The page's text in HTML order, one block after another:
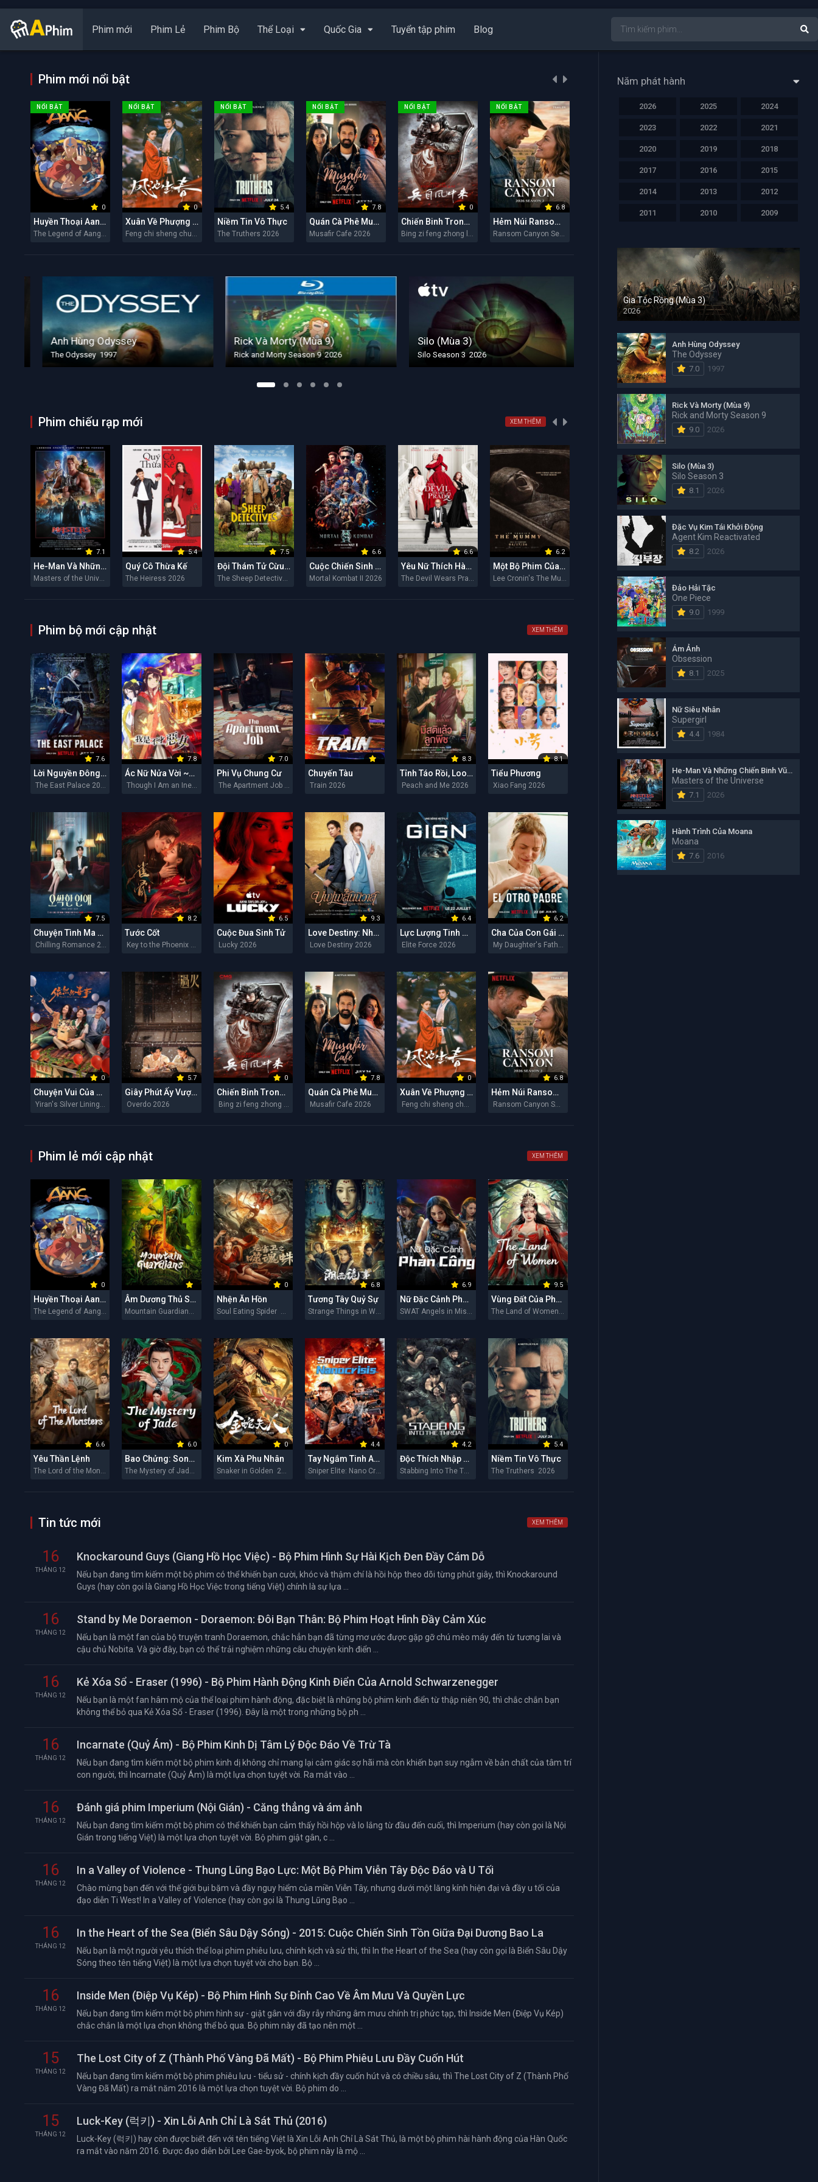
Phim mới Phim Lẻ Phim Bộ Thể Loại Quốc Gia Tuyển tập phim Blog
Phim mới nổi bật
0
NỔI BẬT
Huyền Thoại Aang: Tiết Khí Sư Cuối Cùng
The Legend of Aang: The Last Airbender 2026
0
NỔI BẬT
Xuân Về Phượng Trì
Feng chi sheng chun 2026
5.4
NỔI BẬT
Niềm Tin Vô Thực
The Truthers 2026
7.8
NỔI BẬT
Quán Cà Phê Musafir
Musafir Cafe 2026
0
NỔI BẬT
Chiến Binh Trong Gió
Bing zi feng zhong lai 2026
6.8
NỔI BẬT
Hẻm Núi Ransom (Mùa 2)
Ransom Canyon Season 2 2026
NỔI BẬT NỔI BẬT
Anh Hùng Odyssey
The Odyssey 1997
Rick Và Morty (Mùa 9)
Rick and Morty Season 9 2026
Silo (Mùa 3)
Silo Season 3 2026
Đặc Vụ Kim Tái Khởi Động
Agent Kim Reactivated 2026
Phim chiếu rạp mới XEM THÊM
7.1
He-Man Và Những Chiến Binh Vũ Trụ
5.4
Quý Cô Thừa Kế
The Heiress 2026
7.5
Đội Thám Tử Cừu: Án Mạng Lúc Nửa Đêm
6.6
Cuộc Chiến Sinh Tử II
Mortal Kombat II 2026
6.6
Yêu Nữ Thích Hàng Hiệu 2
6.2
Một Bộ Phim Của Lee Cronin: Xác Ướp
5.8
Mother Mary: Hào Quang Đơn Độc
Mother Mary 2026
Phim bộ mới cập nhật XEM THÊM
7.6
Lời Nguyền Đông Cung
The East Palace 2026
7.8
Ác Nữ Nửa Vời ~Truyền Kì Hoán Hồn Đổi Xác~
Though I Am an Inept Villainess 2026
7.0
Phi Vụ Chung Cư
The Apartment Job 2026
Chuyến Tàu
Train 2026
8.3
Tỉnh Táo Rồi, Lookpeach
Peach and Me 2026
8.1
Tiểu Phương
Xiao Fang 2026
7.5
Chuyện Tình Ma Quái
Chilling Romance 2026
8.2
Tước Cốt
Key to the Phoenix Heart 2026
6.5
Cuộc Đua Sinh Tử
Lucky 2026
9.3
Love Destiny: Nhân Duyên Tiền Định
Love Destiny 2026
6.4
Lực Lượng Tinh Nhuệ
Elite Force 2026
6.2
Cha Của Con Gái Tôi
My Daughter's Father 2026
0
Chuyện Vui Của Y Nhiên
5.7
Giây Phút Ấy Vượt Giới Hạn
Overdo 2026
0
Chiến Binh Trong Gió
7.8
Quán Cà Phê Musafir
Musafir Cafe 2026
0
Xuân Về Phượng Trì
6.8
Hẻm Núi Ransom (Mùa 2)
Phim lẻ mới cập nhật XEM THÊM
0
Huyền Thoại Aang: Tiết Khí Sư Cuối Cùng
The Legend of Aang: The Last Airbender 2026
Âm Dương Thủ Sơn Nhân
Mountain Guardians 2026
0
Nhện Ăn Hồn
Soul Eating Spider 2026
6.8
Tương Tây Quỷ Sự
Strange Things in Western Hunan 2026
6.9
Nữ Đặc Cảnh Phản Công
SWAT Angels in Mission 2026
9.5
Vùng Đất Của Phụ Nữ
The Land of Women 2026
6.6
Yêu Thần Lệnh
The Lord of the Monsters 2026
6.0
Bao Chửng: Song Ngư Quỷ Sự
The Mystery of Jade 2026
0
Kim Xà Phu Nhân
Snaker in Golden 2026
4.4
Tay Ngắm Tinh Anh: Nguy Cơ Nano
Sniper Elite: Nano Crisis 2026
4.2
Độc Thích Nhập Hầu
Stabbing Into The Throat 2026
5.4
Niềm Tin Vô Thực
The Truthers 2026
Tin tức mới XEM THÊM
16
THÁNG 12
Knockaround Guys (Giang Hồ Học Việc) - Bộ Phim Hình Sự Hài Kịch Đen Đầy Cám Dỗ
Nếu bạn đang tìm kiếm một bộ phim có thể khiến bạn cười, khóc và thậm chí là hồi hộp theo dõi từng phút giây, thì Knockaround
Guys (hay còn gọi là Giang Hồ Học Việc trong tiếng Việt) chính là sự lựa ...
16
THÁNG 12
Stand by Me Doraemon - Doraemon: Đôi Bạn Thân: Bộ Phim Hoạt Hình Đầy Cảm Xúc
Nếu bạn là một fan của bộ truyện tranh Doraemon, chắc hẳn bạn đã từng mơ ước được gặp gỡ chú mèo máy đến từ tương lai và
cậu chủ Nobita. Và giờ đây, bạn có thể trải nghiệm những câu chuyện kinh điển ...
16
THÁNG 12
Kẻ Xóa Sổ - Eraser (1996) - Bộ Phim Hành Động Kinh Điển Của Arnold Schwarzenegger
Nếu bạn là một fan hâm mộ của thể loại phim hành động, đặc biệt là những bộ phim kinh điển từ thập niên 90, thì chắc chắn bạn
không thể bỏ qua Kẻ Xóa Sổ - Eraser (1996). Đây là một trong những bộ ph ...
16
THÁNG 12
Incarnate (Quỷ Ám) - Bộ Phim Kinh Dị Tâm Lý Độc Đáo Về Trừ Tà
Nếu bạn đang tìm kiếm một bộ phim kinh dị không chỉ mang lại cảm giác sợ hãi mà còn khiến bạn suy ngẫm về bản chất của tâm trí
con người, thì Incarnate (Quỷ Ám) là một lựa chọn tuyệt vời. Ra mắt vào ...
16
THÁNG 12
Đánh giá phim Imperium (Nội Gián) - Căng thẳng và ám ảnh
Nếu bạn đang tìm kiếm một bộ phim có thể khiến bạn cảm thấy hồi hộp và lo lắng từ đầu đến cuối, thì Imperium (hay còn gọi là Nội
Gián trong tiếng Việt) là một lựa chọn tuyệt vời. Bộ phim giật gân, c ...
16
THÁNG 12
In a Valley of Violence - Thung Lũng Bạo Lực: Một Bộ Phim Viễn Tây Độc Đáo và U Tối
Chào mừng bạn đến với thế giới bụi bặm và đầy nguy hiểm của miền Viễn Tây, nhưng dưới một lăng kính hiện đại và đầy u tối của
đạo diễn Ti West! In a Valley of Violence (hay còn gọi là Thung Lũng Bạo ...
16
THÁNG 12
In the Heart of the Sea (Biển Sâu Dậy Sóng) - 2015: Cuộc Chiến Sinh Tồn Giữa Đại Dương Bao La
Nếu bạn là một người yêu thích thể loại phim phiêu lưu, chính kịch và sử thi, thì In the Heart of the Sea (hay còn gọi là Biển Sâu Dậy
Sóng theo tên tiếng Việt) là một lựa chọn tuyệt vời cho bạn. Bộ ...
16
THÁNG 12
Inside Men (Điệp Vụ Kép) - Bộ Phim Hình Sự Đỉnh Cao Về Âm Mưu Và Quyền Lực
Nếu bạn đang tìm kiếm một bộ phim hình sự - giật gân với đầy rẫy những âm mưu chính trị phức tạp, thì Inside Men (Điệp Vụ Kép)
chắc chắn là một lựa chọn không thể bỏ qua. Bộ phim này đã tạo nên một ...
15
THÁNG 12
The Lost City of Z (Thành Phố Vàng Đã Mất) - Bộ Phim Phiêu Lưu Đầy Cuốn Hút
Nếu bạn đang tìm kiếm một bộ phim phiêu lưu - tiểu sử - chính kịch đầy cuốn hút và có chiều sâu, thì The Lost City of Z (Thành Phố
Vàng Đã Mất) ra mắt năm 2016 là một lựa chọn tuyệt vời. Bộ phim do ...
15
THÁNG 12
Luck-Key (럭키) - Xin Lỗi Anh Chỉ Là Sát Thủ (2016)
Luck-Key (럭키) hay còn được biết đến với tên tiếng Việt là Xin Lỗi Anh Chỉ Là Sát Thủ, là một bộ phim hài hành động của Hàn Quốc
ra mắt vào năm 2016. Được đạo diễn bởi Lee Gae-byok, bộ phim này là mộ ...
Năm phát hành
2026 2025 2024
2023 2022 2021
2020 2019 2018
2017 2016 2015
2014 2013 2012
2011 2010 2009
Gia Tộc Rồng (Mùa 3)
2026
Anh Hùng Odyssey
The Odyssey
7.0 1997
Rick Và Morty (Mùa 9)
Rick and Morty Season 9
9.0 2026
Silo (Mùa 3)
Silo Season 3
8.1 2026
Đặc Vụ Kim Tái Khởi Động
Agent Kim Reactivated
8.2 2026
Đảo Hải Tặc
One Piece
9.0 1999
Ám Ảnh
Obsession
8.1 2025
Nữ Siêu Nhân
Supergirl
4.4 1984
He-Man Và Những Chiến Binh Vũ Trụ
Masters of the Universe
7.1 2026
Hành Trình Của Moana
Moana
7.6 2016